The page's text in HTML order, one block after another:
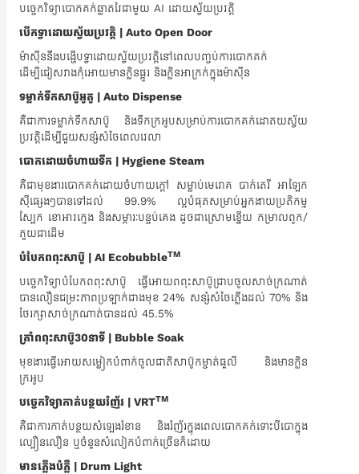
បច្ចេកវិទ្យាបោកគក់ឆ្លាតវៃជាមួយ AI ដោយស្វ័យប្រវត្តិ
បើកទ្វាដោយស្វ័យប្រវត្តិ |​ Auto Open Door
ម៉ាស៊ីននឹងបង្ហើបទ្វាដោយស្វ័យប្រវត្តិនៅពេលបញ្ចប់ការបោកគក់
ដើម្បីជៀសវាងកុំអោយមានក្លិនផ្អួរ និងក្លិនអាក្រក់ក្នុងម៉ាស៊ីន
ទម្លាក់ទឹកសាប៊ូអូតូ | Auto Dispense
គឺជាការទម្លាក់ទឹកសាប៊ូ ​និងទឹកក្រអូបសម្រាប់ការបោកគក់ដោតយស្វ័យ
ប្រវត្តិដើម្បីជួយសន្សំសំចៃពេលវេលា
បោកដោយចំហាយទឹក | Hygiene Steam
គឺជាមុខងារបោកគក់ដោយចំហាយក្តៅ សម្លាប់មេរោគ បាក់តេរី អាឡែក
ស៊ីផ្សេងៗបានទៅដល់ 99.9% ល្អបំផុតសម្រាប់អ្នកងាយប្រតិកម្ម
ស្បែក ខោអាវក្មេង និងសម្ភារៈបន្ទប់គេង ដូចជាស្រោមខ្នើយ កម្រាលពូក/
ភួយជាដើម
បំបែកពពុះសាប៊ូ | AI EcobubbleTM
បច្ចេកវិទ្យាបំបែកពពុះសាប៊ូ ធ្វើអោយពពុះសាប៊ូជ្រាបចូលសាច់ក្រណាត់
បានលឿនជម្រះភាពប្រឡាក់ជាងមុខ 24% សន្សំសំចៃភ្លើងដល់ 70% និង
ថែរក្សាសាច់ក្រណាត់បានដល់ 45.5%
ត្រាំពពុះសាប៊ូ30នាទី | Bubble Soak
មុខងារធ្វើអោយសម្លៀកបំពាក់ចូលជាតិសាប៊ូកម្ចាត់ធួលី និងមានក្លិន
ក្រអូប
បច្ចេកវិទ្យាកាត់បន្ថយរំញ័រ | VRTTM
គឺជាការកាត់បន្ថយសំឡេងរំខាន និងរំញ័រក្នុងពេលបោកគក់ទោះបីបោក្នុង
ល្បឿនលឿន ឬចំនួនសំលៀកបំពាក់ច្រើនក៏ដោយ
មានភ្លើងបំភ្លឺ | Drum Light